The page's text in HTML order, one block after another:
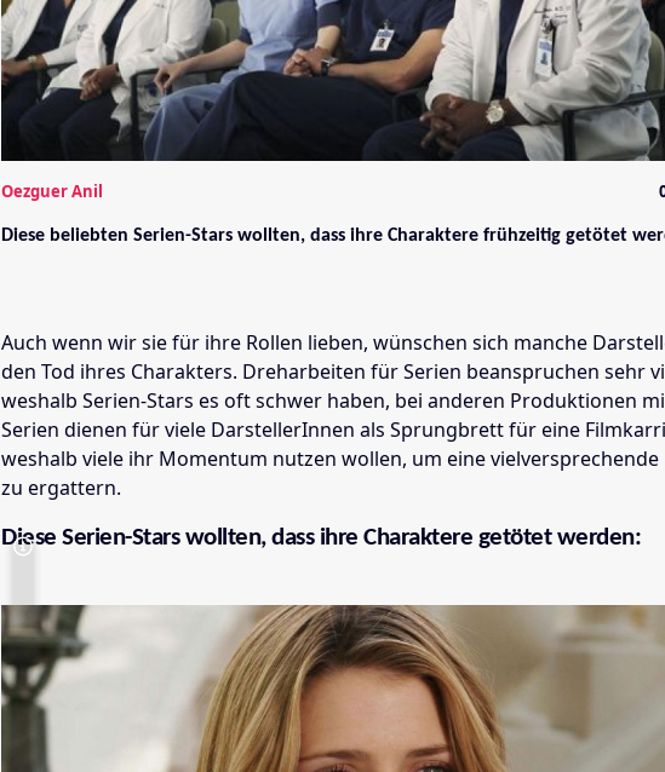
Oezguer Anil
Diese beliebten Serien-Stars wollten, dass ihre Charaktere frühzeitig getötet
Auch wenn wir sie für ihre Rollen lieben, wünschen sich manche
den Tod ihres Charakters. Dreharbeiten für Serien beanspruchen sehr
weshalb Serien-Stars es oft schwer haben, bei anderen Produktionen
Serien dienen für viele DarstellerInnen als Sprungbrett für eine
weshalb viele ihr Momentum nutzen wollen, um eine
zu ergattern.
Diese Serien-Stars wollten, dass ihre Charaktere getötet werden: